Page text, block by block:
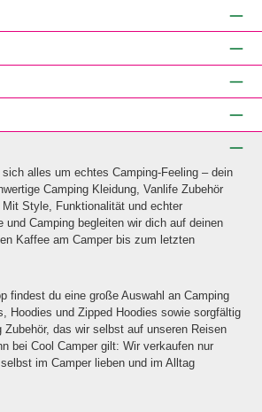
alles um echtes Camping-Feeling – dein
Camping Kleidung, Vanlife Zubehör
Style, Funktionalität und echter
und Camping begleiten wir dich auf deinen
Kaffee am Camper bis zum letzten
findest du eine große Auswahl an Camping
Hoodies und Zipped Hoodies sowie sorgfältig
Zubehör, das wir selbst auf unseren Reisen
bei Cool Camper gilt: Wir verkaufen nur
im Camper lieben und im Alltag